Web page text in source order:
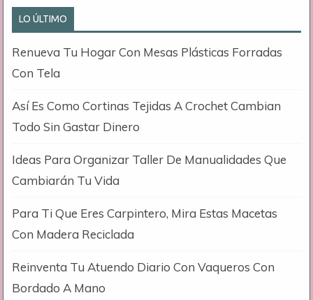
LO ÚLTIMO
Renueva Tu Hogar Con Mesas Plásticas Forradas
Con Tela
Así Es Como Cortinas Tejidas A Crochet Cambian
Todo Sin Gastar Dinero
Ideas Para Organizar Taller De Manualidades Que
Cambiarán Tu Vida
Para Ti Que Eres Carpintero, Mira Estas Macetas
Con Madera Reciclada
Reinventa Tu Atuendo Diario Con Vaqueros Con
Bordado A Mano